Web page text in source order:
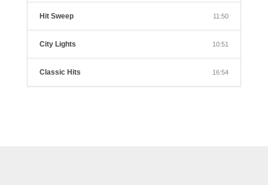
Hit Sweep 11:50
City Lights 10:51
Classic Hits 16:54